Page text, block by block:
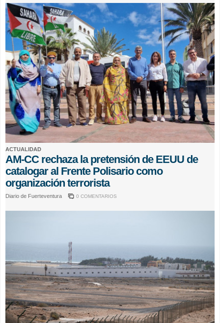
ACTUALIDAD
AM-CC rechaza la pretensión de EEUU de
catalogar al Frente Polisario como
organización terrorista
Diario de Fuerteventura 0 COMENTARIOS